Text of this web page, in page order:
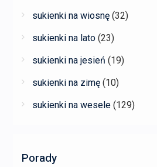
sukienki na wiosnę (32)
sukienki na lato (23)
sukienki na jesień (19)
sukienki na zimę (10)
sukienki na wesele (129)
Porady